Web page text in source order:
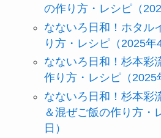
の作り方・レシピ（
なないろ日和！ホタル
り方・レシピ（2025年
なないろ日和！杉本彩
作り方・レシピ（2025
なないろ日和！杉本彩
＆混ぜご飯の作り方・
日）